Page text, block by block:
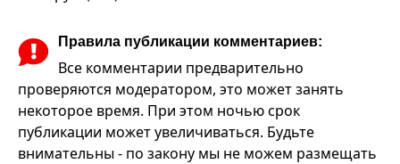
Правила публикации комментариев:
Все комментарии предварительно
проверяются модератором, это может занять
некоторое время. При этом ночью срок
публикации может увеличиваться. Будьте
внимательны - по закону мы не можем размещать